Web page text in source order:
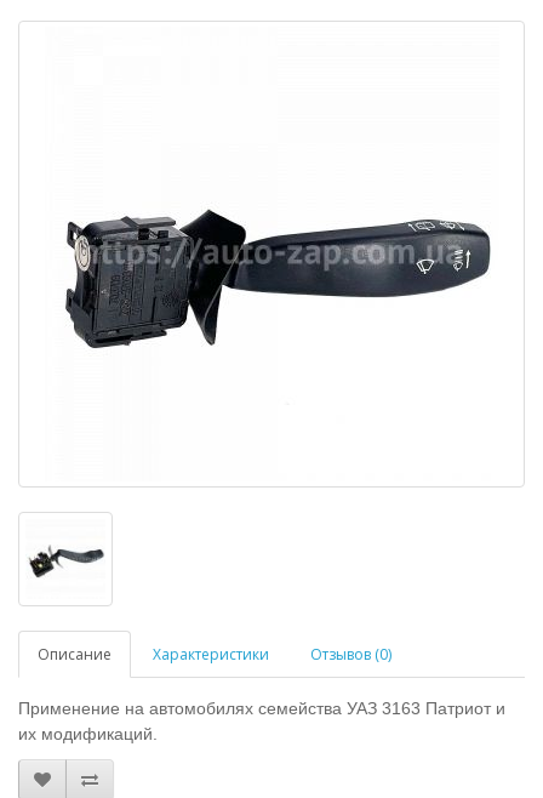
Описание Характеристики Отзывов (0)
Применение на автомобилях семейства УАЗ 3163 Патриот и
их модификаций.